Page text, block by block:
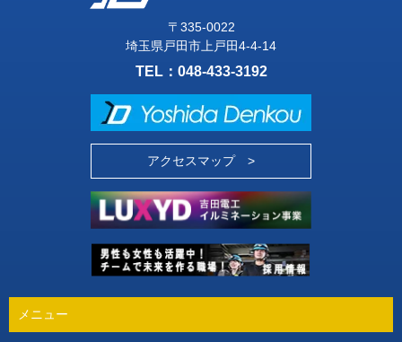
〒335-0022
埼玉県戸田市上戸田4-4-14
TEL： 048-433-3192
アクセスマップ >
メニュー